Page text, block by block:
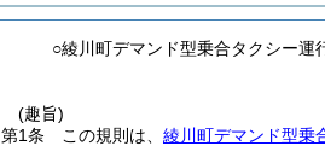
○綾川町デマンド型乗合タクシー運
(趣旨)
第1条
この規則は、 綾川町デマンド型乗